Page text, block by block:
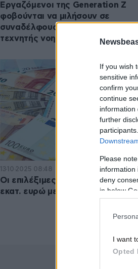
If you wish
sensitive
confirm
continue
information
further
Please
information
deny
in below
I want
Opted
Εργαζόμενοι της Generation Z
φοβούνται να μιλήσουν σε
συναδέλφους χωρίς τη βοήθεια
τεχνητής νοημοσύνης
13·10·2025 08:48
Οι επιλέξιμες δαπάνες δράσης 15
εκατ. ευρώ με επίκεντρο την